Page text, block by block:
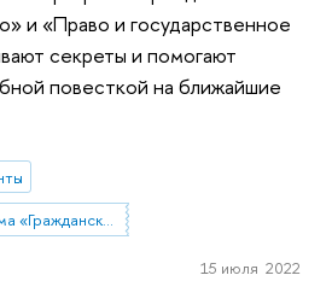
и «Право и государственное
секреты и помогают
повесткой на ближайшие
Магистерская программа «Гражданское и коммерческое право»
15 июля 2022